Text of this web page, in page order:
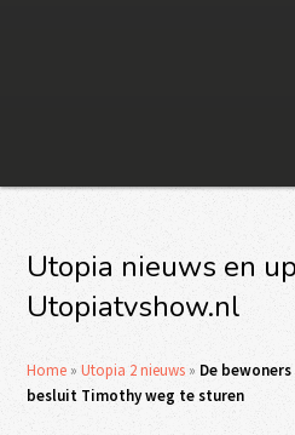
Utopia nieuws en
Utopiatvshow.nl
Home »Utopia 2 nieuws » De
besluit Timothy weg te sturen